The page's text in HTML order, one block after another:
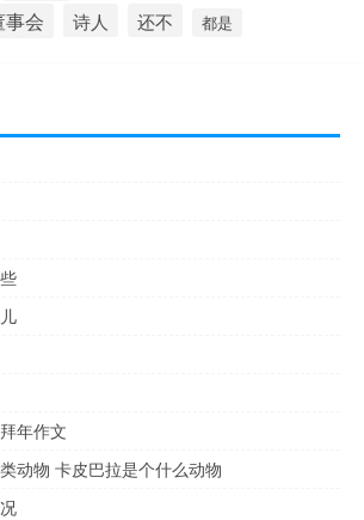
事会 诗人 还不 都是
年作文
动物 卡皮巴拉是个什么动物